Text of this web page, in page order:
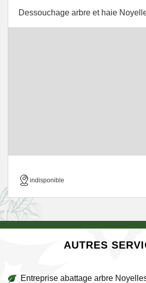
Dessouchage arbre et haie
indisponible
AUTRES
Entreprise abattage arbre